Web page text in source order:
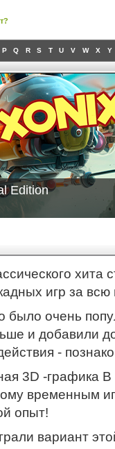
P Q R S T U V W X Y
Edition
хита
игр за всю
было очень
и добавили
-
3D -графика В
временным
опыт!
вариант